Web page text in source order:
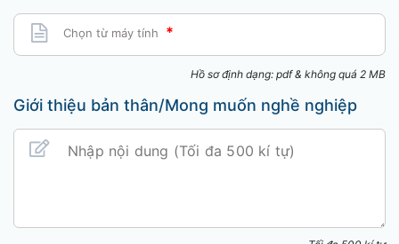
Chọn từ máy tính *
Chọn từ máy tính
Hồ sơ định dạng: pdf & không quá 2 MB
Giới thiệu bản thân/Mong muốn nghề nghiệp